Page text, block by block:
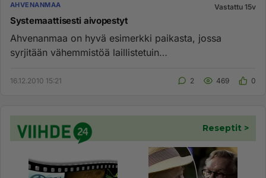
AHVENANMAA Vastattu 15v
Systemaattisesti aivopestyt
Ahvenanmaa on hyvä esimerkki paikasta, jossa
syrjitään vähemmistöä laillistetuin
16.12.2010 15:21 2 469 0